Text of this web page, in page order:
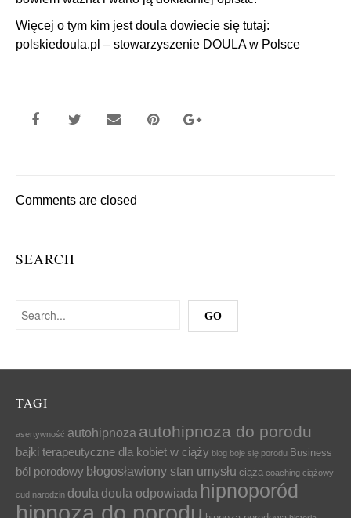
SEARCH
Więcej o tym kim jest doula dowiecie się tutaj:
polskiedoula.pl – stowarzyszenie DOULA w Polsce
Comments are closed
TAGI
asertywność autohipnoza autohipnoza do porodu
bajki terapeutyczne dla kobiet w ciąży blog boje się porodu Business
ból porodowy błogosławiony stan umysłu ciąża coaching ciążowy
cud narodzin doula doula odpowiada hipnoporód